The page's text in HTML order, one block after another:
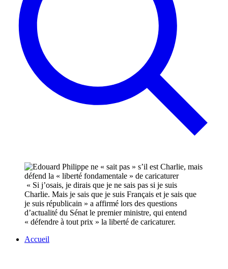
« Si j’osais, je dirais que je ne sais pas si je suis
Charlie. Mais je sais que je suis Français et je sais que
je suis républicain » a affirmé lors des questions
d’actualité du Sénat le premier ministre, qui entend
« défendre à tout prix » la liberté de caricaturer.
Accueil